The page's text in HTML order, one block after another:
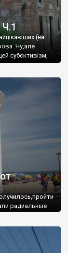
Ч.1
(на
.Ну,але
субєктивізм,
радиальные